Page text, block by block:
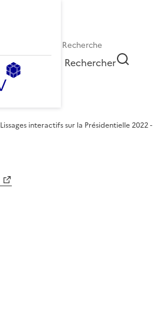
Rechercher
Lissages interactifs sur la Présidentielle 2022 -